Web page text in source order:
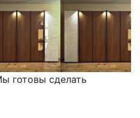
готовы сделать